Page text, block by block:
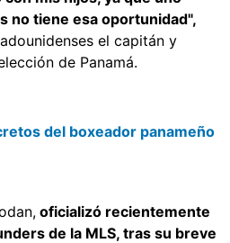
no tiene esa oportunidad",
el capitán y
de Panamá.
del boxeador panameño
oficializó recientemente
de la MLS, tras su breve